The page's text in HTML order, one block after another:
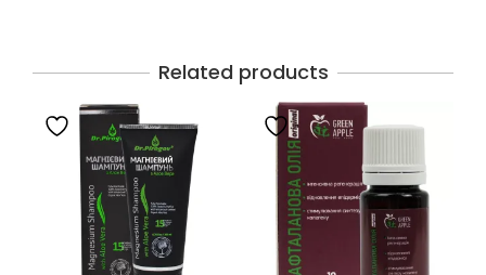
Related products